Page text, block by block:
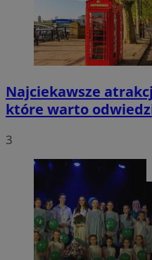
Najciekawsze
które warto
3